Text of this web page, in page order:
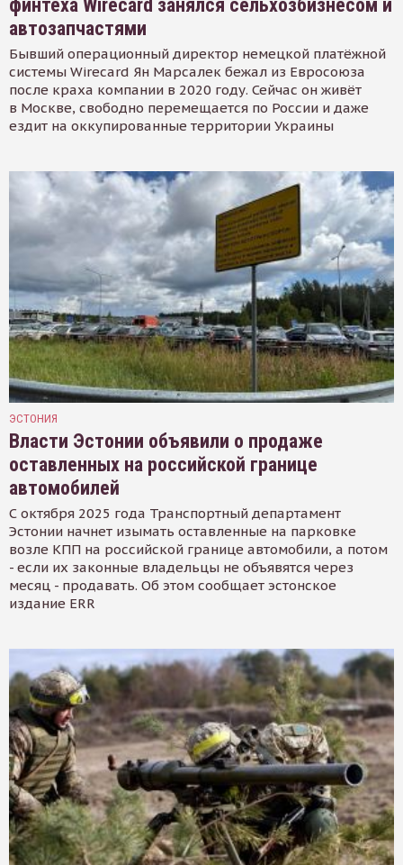
финтеха Wirecard занялся сельхозбизнесом и
автозапчастями
Бывший операционный директор немецкой платёжной
системы Wirecard Ян Марсалек бежал из Евросоюза
после краха компании в 2020 году. Сейчас он живёт
в Москве, свободно перемещается по России и даже
ездит на оккупированные территории Украины
ЭСТОНИЯ
Власти Эстонии объявили о продаже
оставленных на российской границе
автомобилей
С октября 2025 года Транспортный департамент
Эстонии начнет изымать оставленные на парковке
возле КПП на российской границе автомобили, а потом
- если их законные владельцы не объявятся через
месяц - продавать. Об этом сообщает эстонское
издание ERR